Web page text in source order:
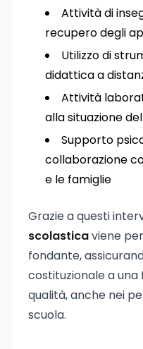
Attività di
recupero degli
Utilizzo di
didattica a
Attività
alla situazione
Supporto
collaborazione
e le famiglie
Grazie a questi
scolasticaviene
fondante,
costituzionale a
qualità, anche nei
scuola.